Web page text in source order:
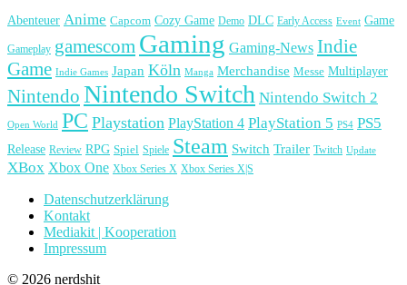
Abenteuer Anime Capcom Cozy Game Demo DLC Early Access Event Game
Gameplay gamescom Gaming Gaming-News Indie
Game Indie Games Japan Köln Manga Merchandise Messe Multiplayer
Nintendo Nintendo Switch Nintendo Switch 2
Open World PC Playstation PlayStation 4 PlayStation 5 PS4 PS5
Release Review RPG Spiel Spiele Steam Switch Trailer Twitch Update
XBox Xbox One Xbox Series X Xbox Series X|S
Datenschutzerklärung
Kontakt
Mediakit | Kooperation
Impressum
© 2026 nerdshit